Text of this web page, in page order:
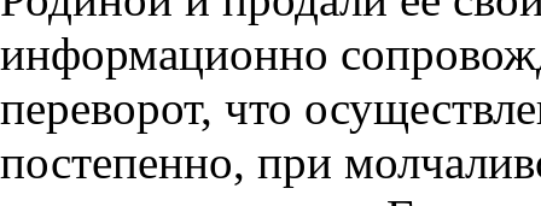
информационно
переворот, что
постепенно, при